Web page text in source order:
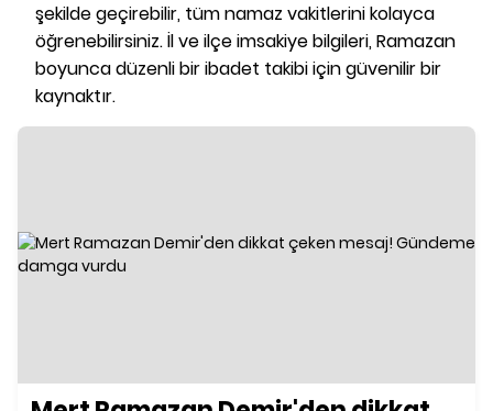
şekilde geçirebilir, tüm namaz vakitlerini kolayca
öğrenebilirsiniz. İl ve ilçe imsakiye bilgileri, Ramazan
boyunca düzenli bir ibadet takibi için güvenilir bir
kaynaktır.